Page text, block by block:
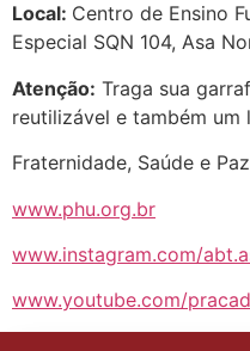
Local: Centro de Ensino
Especial SQN 104, Asa
Atenção: Traga sua
reutilizável e também um
Fraternidade, Saúde e
www.phu.org.br
www.instagram.com/
www.youtube.com/